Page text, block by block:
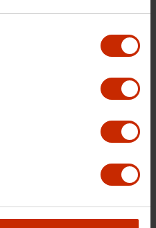
€ 172 - 188 per kwartaal
BTW